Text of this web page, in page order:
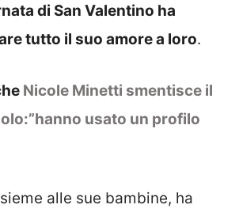
di San Valentino ha
tutto il suo amore a loro.
Nicole Minetti smentisce il
usato un profilo
alle sue bambine, ha